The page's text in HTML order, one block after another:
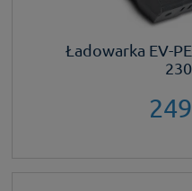
Ładowarka EV-